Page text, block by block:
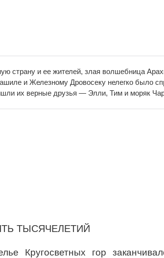
страну и ее жителей, злая волшебница
и Железному Дровосеку нелегко было
их верные друзья — Элли, Тим и моряк
ТЫСЯЧЕЛЕТИЙ
Кругосветных гор